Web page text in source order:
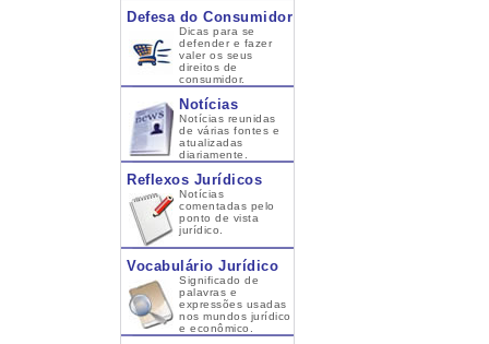
Defesa do Consumidor
Dicas para se
defender e fazer
valer os seus
direitos de
consumidor.
Notícias
Notícias reunidas
de várias fontes e
atualizadas
diariamente.
Reflexos Jurídicos
Notícias
comentadas pelo
ponto de vista
jurídico.
Vocabulário Jurídico
Significado de
palavras e
expressões usadas
nos mundos jurídico
e econômico.